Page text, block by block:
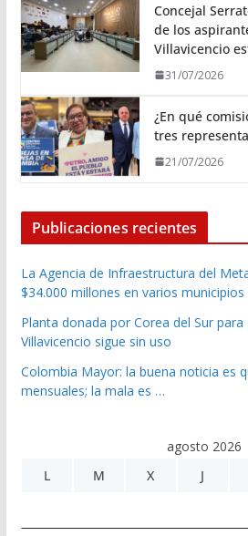
Concejal
de los
Villavicencio
31/07/2026
¿En qué
tres
21/07/2026
Publicaciones recientes
La Agencia de Infraestructura del
$34.000 millones en varios municipios
Planta donada por Corea del Sur
Villavicencio sigue sin uso
Colombia Mayor: la buena noticia es
mensuales; la mala es …
agosto 2026
L
M X J